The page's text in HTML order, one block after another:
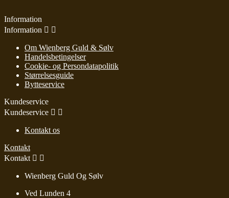
Information
Information  
Om Wienberg Guld & Sølv
Handelsbetingelser
Cookie- og Persondatapolitik
Størrelsesguide
Bytteservice
Kundeservice
Kundeservice  
Kontakt os
Kontakt
Kontakt  
Wienberg Guld Og Sølv
Ved Lunden 4